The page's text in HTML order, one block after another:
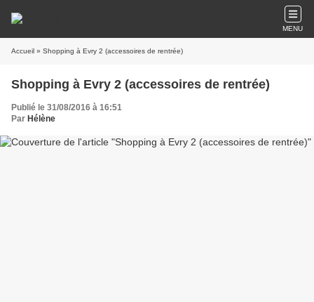
MENU
Accueil » Shopping à Evry 2 (accessoires de rentrée)
Shopping à Evry 2 (accessoires de rentrée)
Publié le 31/08/2016 à 16:51
Par Hélène